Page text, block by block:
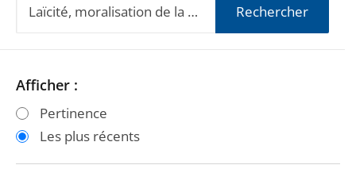
Rechercher
Passer
les
filtres
Passer
les
filtres
Afficher :
Pertinence
Les plus récents